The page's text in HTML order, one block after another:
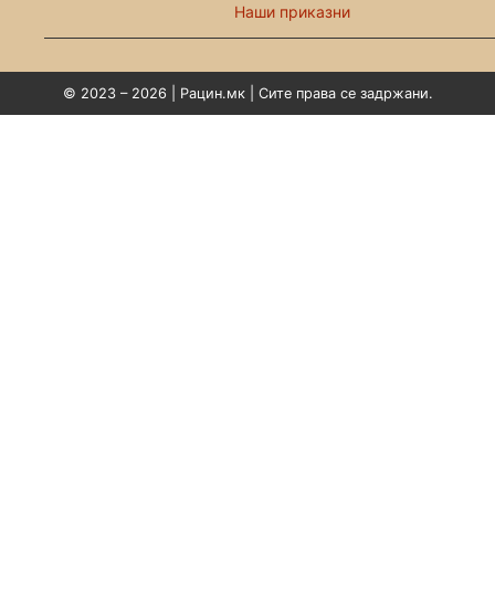
Наши приказни
© 2023 – 2026 | Рацин.мк | Сите права се задржани.